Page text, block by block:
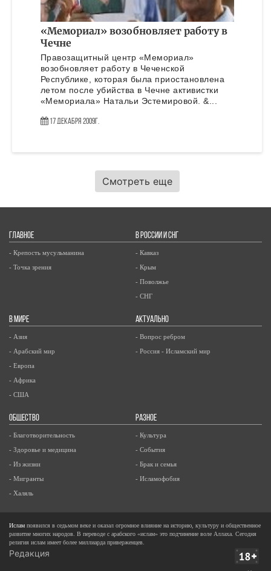
«Мемориал» возобновляет работу в
Чечне
Правозащитный центр «Мемориал»
возобновляет работу в Чеченской
Республике, которая была приостановлена
летом после убийства в Чечне активистки
«Мемориала» Натальи Эстемировой. &...
17 Декабря 2009г.
Смотреть еще
ГЛАВНОЕ
- Крепость мусульманина
- Точка зрения
В РОССИИ И СНГ
- Кавказ
- Крым
- Поволжье
- СНГ
В МИРЕ
- Азия
- Арабский мир
- Европа
- Африка
- США
АКТУАЛЬНО
- Вопрос ребром
- Россия - Исламский мир
ОБЩЕСТВО
- Благотворительность
- Здоровье и медицина
- Из жизни
- Мигранты
- Халяль
РАЗНОЕ
- Культура
- События
- Брак и семья
- Исламофобия
Ислам появился в седьмом веке и оказал огромное влияние на историю, культуру и общественное
развитие многих народов. В переводе с арабского «ислам» это подчинение воле Аллаха. Сегодня
религия ислам имеет более миллиарда приверженцев.
Редакция